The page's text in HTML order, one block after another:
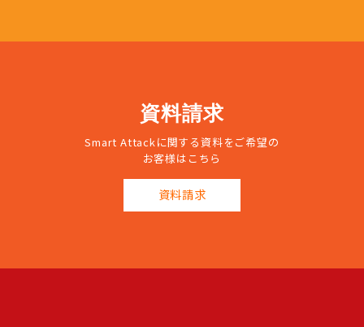
資料請求
Smart Attackに関する資料をご希望の
お客様はこちら
資料請求